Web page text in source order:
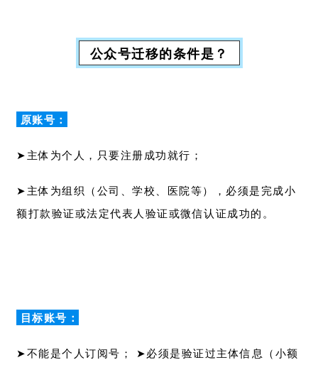
公众号迁移的条件是？
原账号：
➤主体为个人，只要注册成功就行；
➤主体为组织（公司、学校、医院等），必须是完成小
额打款验证或法定代表人验证或微信认证成功的。
目标账号：
➤不能是个人订阅号； ➤必须是验证过主体信息（小额